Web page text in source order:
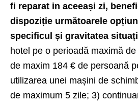
fi reparat in aceeași zi,
dispoziție următoarele
specificul și gravitatea
hotel pe o perioadă maximă
de maxim 184 € de persoană
utilizarea unei mașini de
de maximum 5 zile; 3)